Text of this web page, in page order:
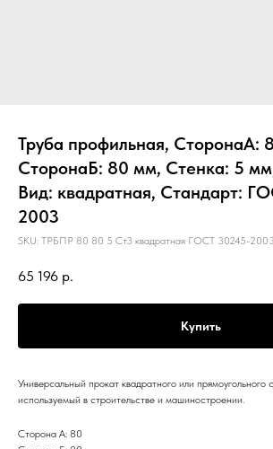
Труба профильная, СторонаА:
СторонаБ: 80 мм, Стенка: 5
Вид: квадратная, Стандарт:
2003
SKU: ТРБПР 80 80 5 Ст3 квадратная ГОСТ 30245-2003
65 196 р.
Купить
Универсальный прокат квадратного или прямоугольного
используемый в строительстве и машиностроении.
Сторона А: 80